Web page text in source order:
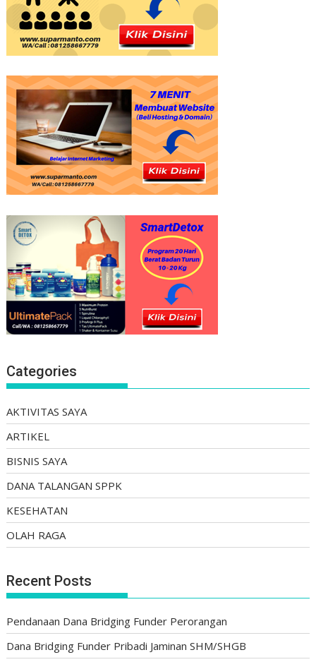
Categories
AKTIVITAS SAYA
ARTIKEL
BISNIS SAYA
DANA TALANGAN SPPK
KESEHATAN
OLAH RAGA
Recent Posts
Pendanaan Dana Bridging Funder Perorangan
Dana Bridging Funder Pribadi Jaminan SHM/SHGB